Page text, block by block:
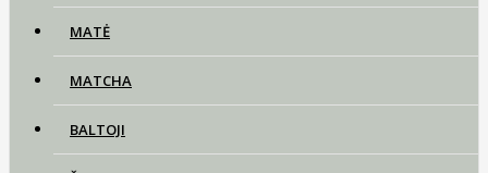
MATĖ
MATCHA
BALTOJI